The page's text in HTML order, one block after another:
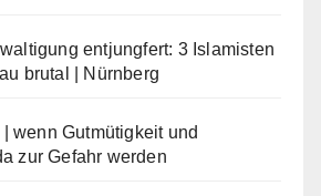
entjungfert: 3 Islamisten
brutal | Nürnberg
wenn Gutmütigkeit und
zur Gefahr werden